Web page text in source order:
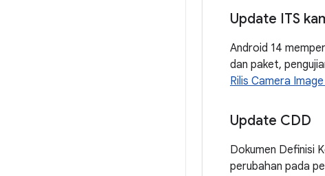
Update ITS
Android 14
dan paket,
Rilis Camera
Update CDD
Dokumen Definisi
perubahan pada